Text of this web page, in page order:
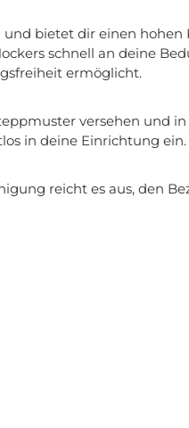
bietet dir einen
schnell an deine
ermöglicht.
versehen und
in deine Einrichtung ein.
reicht es aus, den